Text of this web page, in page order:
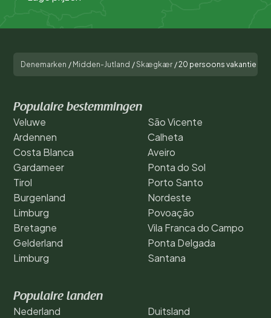
Denemarken / Midden-Jutland /Skægkær /20 persoons vakantie
Populaire bestemmingen
Veluwe
Ardennen
Costa Blanca
Gardameer
Tirol
Burgenland
Limburg
Bretagne
Gelderland
Limburg
São Vicente
Calheta
Aveiro
Ponta do Sol
Porto Santo
Nordeste
Povoação
Vila Franca do Campo
Ponta Delgada
Santana
Populaire landen
Nederland
Duitsland